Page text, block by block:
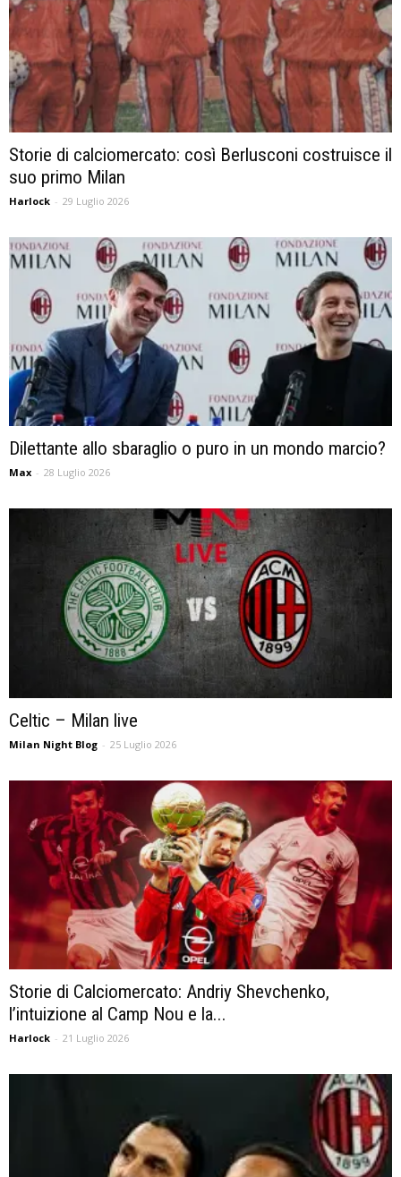
Storie di calciomercato: così Berlusconi costruisce il
suo primo Milan
Harlock - 29 Luglio 2026
Dilettante allo sbaraglio o puro in un mondo marcio?
Max - 28 Luglio 2026
Celtic – Milan live
Milan Night Blog - 25 Luglio 2026
Storie di Calciomercato: Andriy Shevchenko,
l’intuizione al Camp Nou e la...
Harlock - 21 Luglio 2026